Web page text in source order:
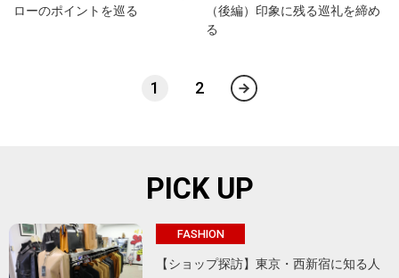
ローのポイントを巡る
（後編）印象に残る巡礼を締め
る
1 2
PICK UP
FASHION
【ショップ探訪】東京・西新宿に知る人